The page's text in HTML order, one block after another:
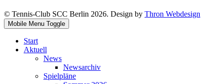
© Tennis-Club SCC Berlin 2026. Design by Thron Webdesign
Mobile Menu Toggle
Start
Aktuell
News
Newsarchiv
Spielpläne